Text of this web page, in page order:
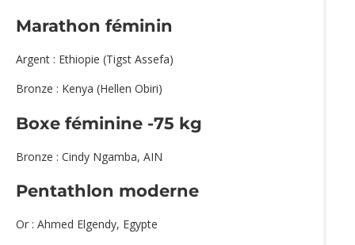
Marathon féminin
Argent : Ethiopie (Tigst Assefa)
Bronze : Kenya (Hellen Obiri)
Boxe féminine -75 kg
Bronze : Cindy Ngamba, AIN
Pentathlon moderne
Or : Ahmed Elgendy, Egypte